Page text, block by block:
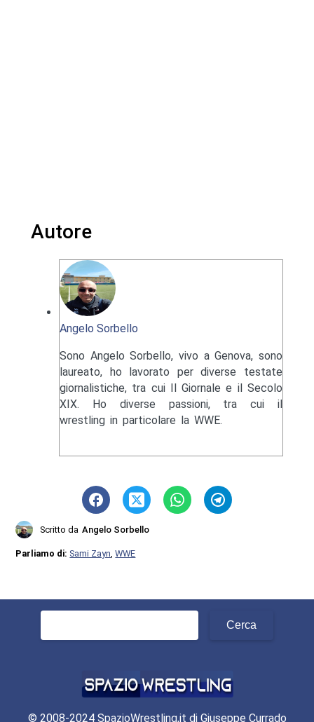
Autore
Angelo Sorbello
Sono Angelo Sorbello, vivo a Genova, sono
laureato, ho lavorato per diverse testate
giornalistiche, tra cui Il Giornale e il Secolo
XIX. Ho diverse passioni, tra cui il
wrestling in particolare la WWE.
Scritto da Angelo Sorbello
Parliamo di:Sami Zayn ,WWE
© 2008-2024 SpazioWrestling,it di Giuseppe Currado